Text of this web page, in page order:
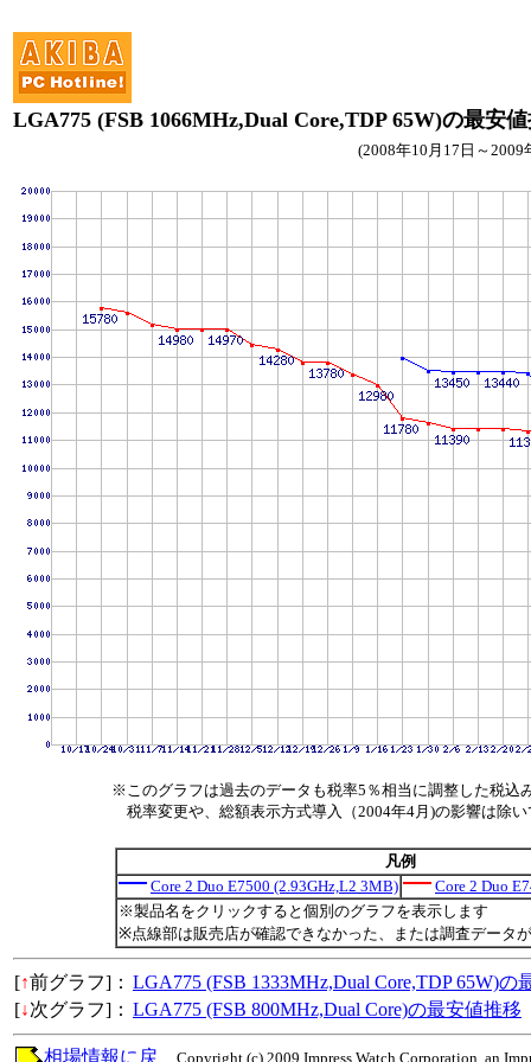
LGA775 (FSB 1066MHz,Dual Core,TDP 65W)の最安
(2008年10月17日～2009
※このグラフは過去のデータも税率5％相当に調整した税込
税率変更や、総額表示方式導入（2004年4月)の影響は除い
凡例
Core 2 Duo E7500 (2.93GHz,L2 3MB)
Core 2 Duo
※製品名をクリックすると個別のグラフを表示します
※点線部は販売店が確認できなかった、または調査データ
[↑前グラフ]： LGA775 (FSB 1333MHz,Dual Core,TDP 65W)の
[↓次グラフ]： LGA775 (FSB 800MHz,Dual Core)の最安値推移
Copyright (c) 2009 Impress Watch Corporation, an
相場情報に戻